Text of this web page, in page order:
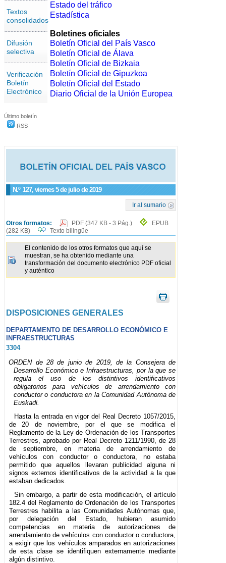
Textos
consolidados
Difusión
selectiva
Verificación
Boletín
Electrónico
Último boletín
RSS
N.º 127, viernes 5 de julio de 2019
Ir al sumario
Otros formatos: PDF (347 KB - 3 Pág.)
EPUB
(282 KB)
Texto bilingüe
El contenido de los otros formatos que aquí se
muestran, se ha obtenido mediante una
transformación del documento electrónico PDF oficial
y auténtico
DISPOSICIONES GENERALES
DEPARTAMENTO DE DESARROLLO ECONÓMICO E
INFRAESTRUCTURAS
3304
ORDEN de 28 de junio de 2019, de la Consejera de
Desarrollo Económico e Infraestructuras, por la que se
regula el uso de los distintivos identificativos
obligatorios para vehículos de arrendamiento con
conductor o conductora en la Comunidad Autónoma de
Euskadi.
Hasta la entrada en vigor del Real Decreto 1057/2015,
de 20 de noviembre, por el que se modifica el
Reglamento de la Ley de Ordenación de los Transportes
Terrestres, aprobado por Real Decreto 1211/1990, de 28
de septiembre, en materia de arrendamiento de
vehículos con conductor o conductora, no estaba
permitido que aquellos llevaran publicidad alguna ni
signos externos identificativos de la actividad a la que
estaban dedicados.
Sin embargo, a partir de esta modificación, el artículo
182.4 del Reglamento de Ordenación de los Transportes
Terrestres habilita a las Comunidades Autónomas que,
por delegación del Estado, hubieran asumido
competencias en materia de autorizaciones de
arrendamiento de vehículos con conductor o conductora,
a exigir que los vehículos amparados en autorizaciones
de esta clase se identifiquen externamente mediante
algún distintivo.
Estado del tráfico
Estadística
Boletines oficiales
Boletín Oficial del País Vasco
Boletín Oficial de Álava
Boletín Oficial de Bizkaia
Boletín Oficial de Gipuzkoa
Boletín Oficial del Estado
Diario Oficial de la Unión Europea